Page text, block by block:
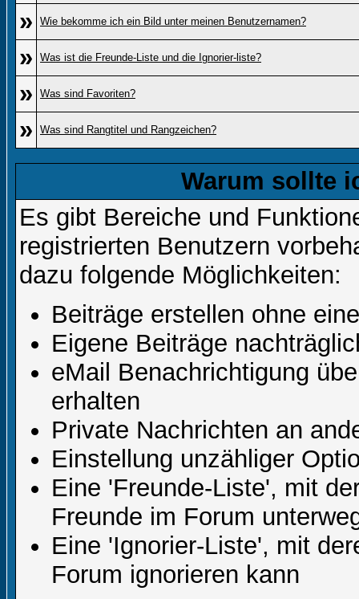
» Wie bekomme ich ein Bild unter meinen Benutzernamen?
» Was ist die Freunde-Liste und die Ignorier-liste?
» Was sind Favoriten?
» Was sind Rangtitel und Rangzeichen?
Warum sollte
Es gibt Bereiche und
registrierten Benutzern
dazu folgende Möglichkeiten:
Beiträge erstellen ohne
Eigene Beiträge
eMail Benachrichtigung
erhalten
Private Nachrichten an
Einstellung unzähliger
Eine 'Freunde-Liste', mit
Freunde im Forum
Eine 'Ignorier-Liste', mit
Forum ignorieren kann